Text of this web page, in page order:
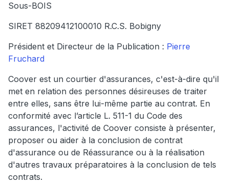
Sous-BOIS
SIRET 88209412100010 R.C.S. Bobigny
Président et Directeur de la Publication : Pierre
Fruchard
Coover est un courtier d'assurances, c'est-à-dire qu'il
met en relation des personnes désireuses de traiter
entre elles, sans être lui-même partie au contrat. En
conformité avec l’article L. 511-1 du Code des
assurances, l'activité de Coover consiste à présenter,
proposer ou aider à la conclusion de contrat
d'assurance ou de Réassurance ou à la réalisation
d'autres travaux préparatoires à la conclusion de tels
contrats.